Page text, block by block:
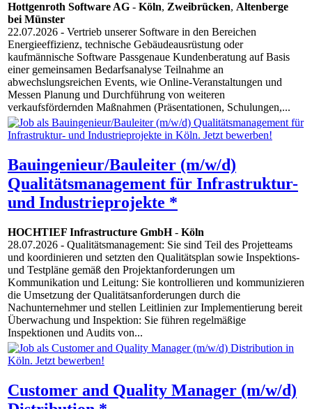
Hottgenroth Software AG - Köln, Zweibrücken, Altenberge
bei Münster
22.07.2026 - Vertrieb unserer Software in den Bereichen
Energieeffizienz, technische Gebäudeausrüstung oder
kaufmännische Software Passgenaue Kundenberatung auf Basis
einer gemeinsamen Bedarfsanalyse Teilnahme an
abwechslungsreichen Events, wie Online-Veranstaltungen und
Messen Planung und Durchführung von weiteren
verkaufsfördernden Maßnahmen (Präsentationen, Schulungen,...
Bauingenieur/Bauleiter (m/w/d)
Qualitätsmanagement für Infrastruktur-
und Industrieprojekte *
HOCHTIEF Infrastructure GmbH- Köln
28.07.2026 - Qualitätsmanagement: Sie sind Teil des Projetteams
und koordinieren und setzten den Qualitätsplan sowie Inspektions-
und Testpläne gemäß den Projektanforderungen um
Kommunikation und Leitung: Sie kontrollieren und kommunizieren
die Umsetzung der Qualitätsanforderungen durch die
Nachunternehmer und stellen Leitlinien zur Implementierung bereit
Überwachung und Inspektion: Sie führen regelmäßige
Inspektionen und Audits von...
Customer and Quality Manager (m/w/d)